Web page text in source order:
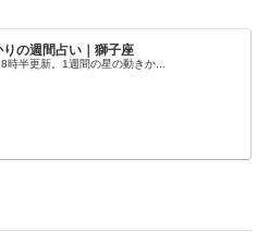
りの週間占い｜獅子座
時半更新。1週間の星の動きか...